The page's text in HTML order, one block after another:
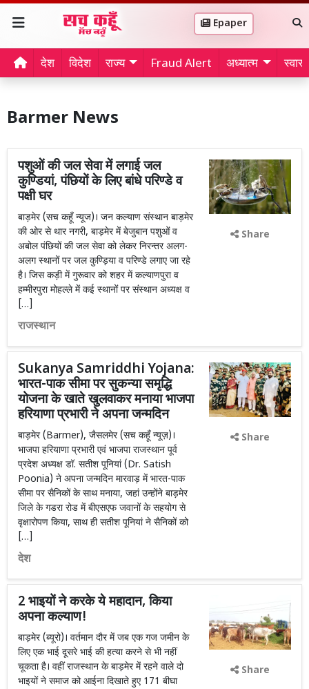
Epaper
देश विदेश राज्य Fraud Alert अध्यात्म
Barmer News
पशुओं की जल सेवा में लगाई जल
कुण्डियां, पंछियों के लिए बांधे परिण्डे व
पक्षी घर
बाड़मेर (सच कहूँ न्यूज)। जन कल्याण संस्थान बाड़मेर
की ओर से थार नगरी, बाड़मेर में बेजुबान पशुओं व
अबोल पंछियों की जल सेवा को लेकर निरन्तर अलग-
अलग स्थानों पर जल कुण्ड़िया व परिण्डे लगाए जा रहे
है। जिस कड़ी में गुरूवार को शहर में कल्याणपुरा व
हम्मीरपुरा मोहल्ले में कई स्थानों पर संस्थान अध्यक्ष व
[…]
राजस्थान
Share
Sukanya Samriddhi Yojana:
भारत-पाक सीमा पर सुकन्या समृद्धि
योजना के खाते खुलवाकर मनाया भाजपा
हरियाणा प्रभारी ने अपना जन्मदिन
बाड़मेर (Barmer), जैसलमेर (सच कहूँ न्यूज़)।
भाजपा हरियाणा प्रभारी एवं भाजपा राजस्थान पूर्व
प्रदेश अध्यक्ष डॉ. सतीश पूनियां (Dr. Satish
Poonia) ने अपना जन्मदिन मारवाड़ में भारत-पाक
सीमा पर सैनिकों के साथ मनाया, जहां उन्होंने बाड़मेर
जिले के गडरा रोड में बीएसएफ जवानों के सहयोग से
वृक्षारोपण किया, साथ ही सतीश पूनियां ने सैनिकों को
[…]
देश
Share
2 भाइयों ने करके ये महादान, किया
अपना कल्याण!
बाड़मेर (ब्यूरो)। वर्तमान दौर में जब एक गज जमीन के
लिए एक भाई दूसरे भाई की हत्या करने से भी नहीं
चूकता है। वहीं राजस्थान के बाड़मेर में रहने वाले दो
भाइयों ने समाज को आईना दिखाते हुए 171 बीघा
Share